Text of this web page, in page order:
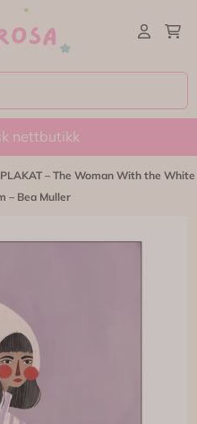
nettbutikk
PLAKAT – The Woman With the White
– Bea Muller